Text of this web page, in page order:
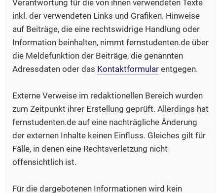
Verantwortung für die von ihnen verwendeten Texte
inkl. der verwendeten Links und Grafiken. Hinweise
auf Beiträge, die eine rechtswidrige Handlung oder
Information beinhalten, nimmt fernstudenten.de über
die Meldefunktion der Beiträge, die genannten
Adressdaten oder das Kontaktformular entgegen.
Externe Verweise im redaktionellen Bereich wurden
zum Zeitpunkt ihrer Erstellung geprüft. Allerdings hat
fernstudenten.de auf eine nachträgliche Änderung
der externen Inhalte keinen Einfluss. Gleiches gilt für
Fälle, in denen eine Rechtsverletzung nicht
offensichtlich ist.
Für die dargebotenen Informationen wird kein